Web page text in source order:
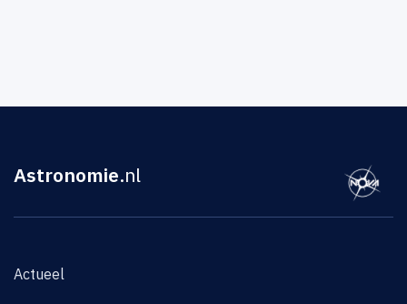
Astronomie.nl
Actueel